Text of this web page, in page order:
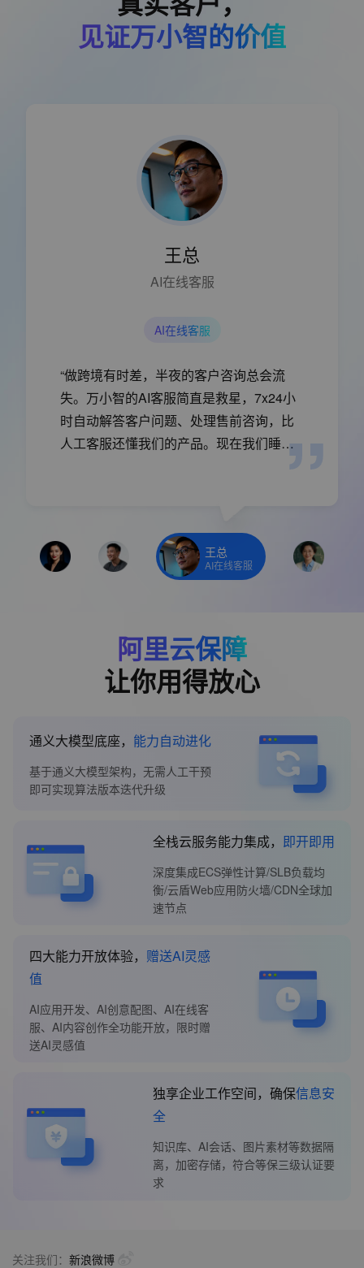
见证万小智的价值
王总
AI在线客服
AI在线客服
“做跨境有时差，半夜的客户咨询总会流
失。万小智的AI客服简直是救星，7x24小
时自动解答客户问题、处理售前咨询，比
人工客服还懂我们的产品。现在我们睡着
王总
AI在线客服
阿里云保障
让你用得放心
通义大模型底座， 能力自动进化
基于通义大模型架构，无需人工干预
即可实现算法版本迭代升级
全栈云服务能力集成， 即开即用
深度集成ECS弹性计算/SLB负载均
衡/云盾Web应用防火墙/CDN全球加
速节点
四大能力开放体验， 赠送AI灵感
值
AI应用开发、AI创意配图、AI在线客
服、AI内容创作全功能开放，限时赠
送AI灵感值
独享企业工作空间，确保信息安
全
知识库、AI会话、图片素材等数据隔
离，加密存储，符合等保三级认证要
求
关注我们： 新浪微博